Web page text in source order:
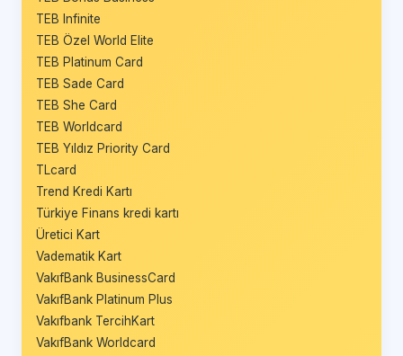
TEB Infinite
TEB Özel World Elite
TEB Platinum Card
TEB Sade Card
TEB She Card
TEB Worldcard
TEB Yıldız Priority Card
TLcard
Trend Kredi Kartı
Türkiye Finans kredi kartı
Üretici Kart
Vadematik Kart
VakıfBank BusinessCard
VakıfBank Platinum Plus
Vakıfbank TercihKart
VakıfBank Worldcard